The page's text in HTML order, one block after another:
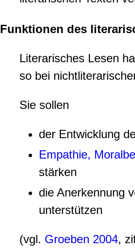
Funktionen des
Literarisches Lesen
so bei
Sie sollen
der Entwicklung
Empathie,
stärken
die Anerkennung
unterstützen
(vgl. Groeben 2004,